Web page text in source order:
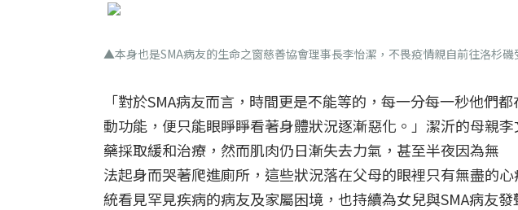
▲本身也是SMA病友的生命之窗慈善協會理事長李怡潔，不畏疫情親自前往洛杉
「對於SMA病友而言，時間更是不能等的，每一分每一秒他們
動功能，便只能眼睜睜看著身體狀況逐漸惡化。」潔沂的母親
藥採取緩和治療，然而肌肉仍日漸失去力氣，甚至半夜因為無
法起身而哭著爬進廁所，這些狀況落在父母的眼裡只有無盡的
統看見罕見疾病的病友及家屬困境，也持續為女兒與SMA病友